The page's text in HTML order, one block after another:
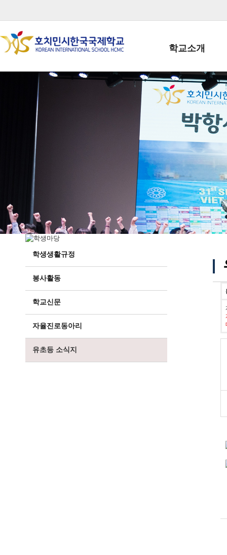
학교소개
학교장인사말
학생회장인사말
학교상징
학교 CI
교직원현황
학생현황
위치/전화
전경사진
학생생활규정
봉사활동
학교신문
자율진로동아리
유초등 소식지